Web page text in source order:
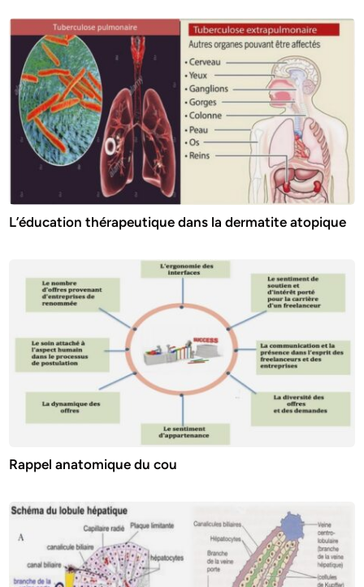
L’éducation thérapeutique dans la dermatite atopique
Rappel anatomique du cou